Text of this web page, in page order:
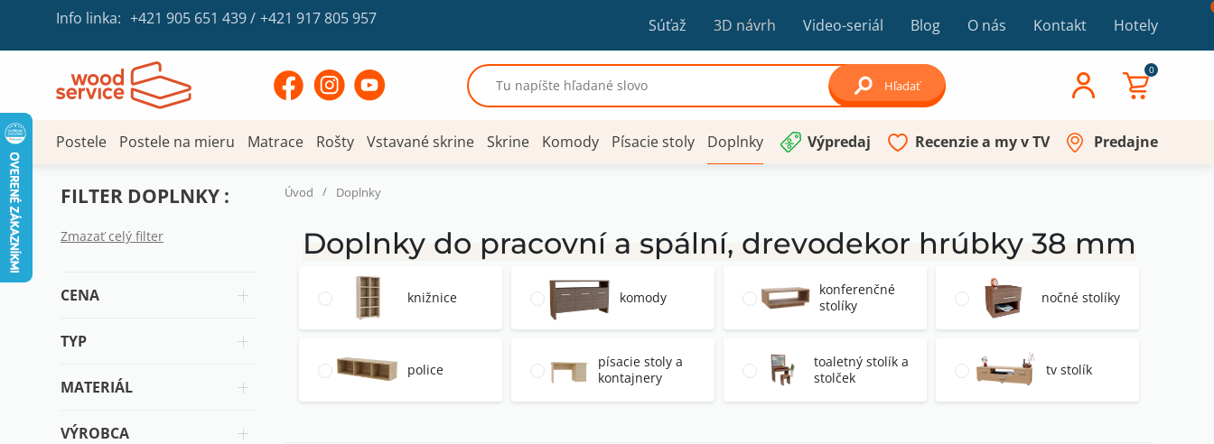
Info linka: +421 905 651 439/ +421 917 805 957 Súťaž 3D návrh Video-seriál Blog O nás Kontakt Hotely
Hľadať
0
Postele Postele na mieru Matrace Rošty Vstavané skrine Skrine Komody Písacie stoly Doplnky Výpredaj Recenzie a my v TV Predajne
FILTER DOPLNKY :
Zmazať celý filter
CENA
TYP
MATERIÁL
VÝROBCA
Úvod / Doplnky
Doplnky do pracovní a spální, drevodekor hrúbky 38 mm
knižnice komody
konferenčné
stolíky
nočné stolíky
police
písacie stoly a
kontajnery
toaletný stolík a
stolček
tv stolík